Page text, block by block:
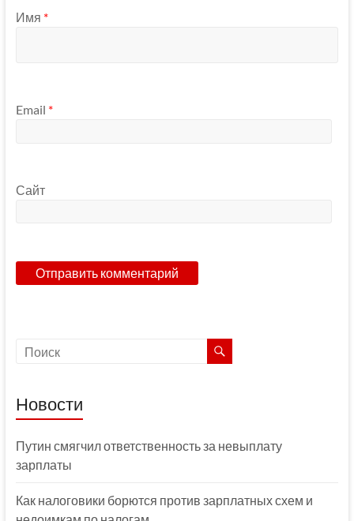
Имя *
Email *
Сайт
Новости
Путин смягчил ответственность за невыплату
зарплаты
Как налоговики борются против зарплатных схем и